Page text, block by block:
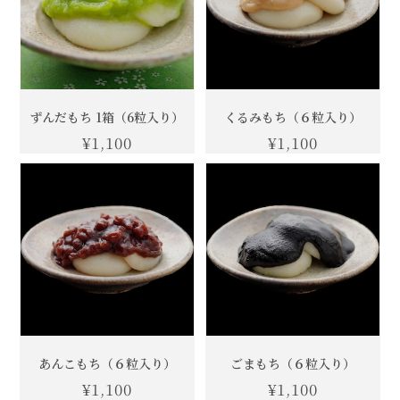
ずんだもち 1箱（6粒入り）
¥1,100
くるみもち（６粒入り）
¥1,100
あんこもち（６粒入り）
¥1,100
ごまもち（６粒入り）
¥1,100